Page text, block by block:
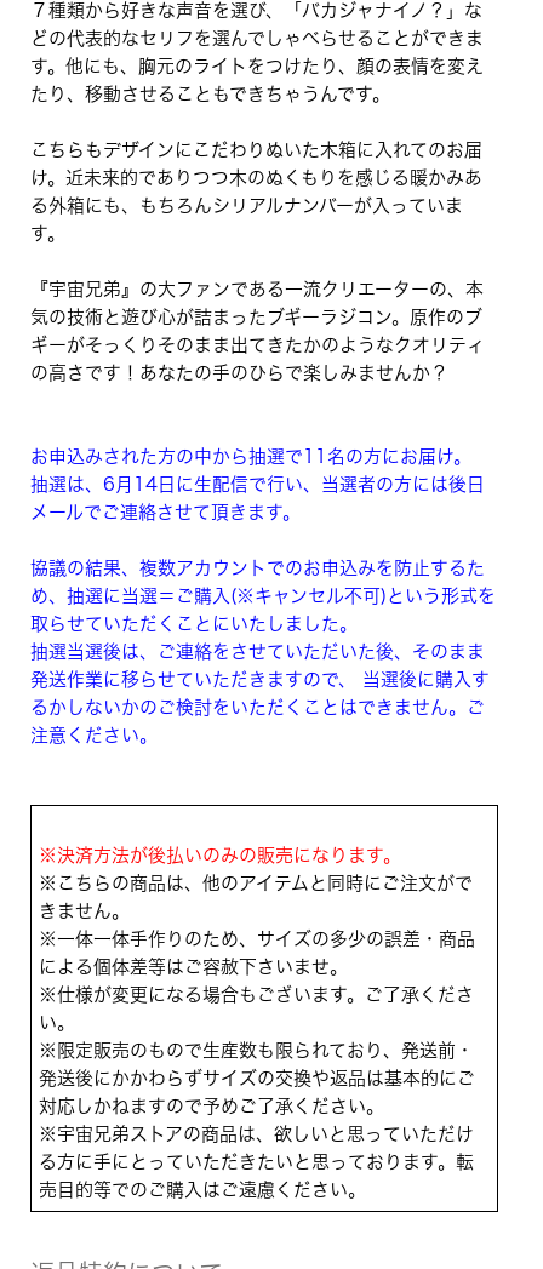
７種類から好きな声音を選び、「バカジャナイノ？」な
どの代表的なセリフを選んでしゃべらせることができま
す。他にも、胸元のライトをつけたり、顔の表情を変え
たり、移動させることもできちゃうんです。
こちらもデザインにこだわりぬいた木箱に入れてのお届
け。近未来的でありつつ木のぬくもりを感じる暖かみあ
る外箱にも、もちろんシリアルナンバーが入っていま
す。
『宇宙兄弟』の大ファンである一流クリエーターの、本
気の技術と遊び心が詰まったブギーラジコン。原作のブ
ギーがそっくりそのまま出てきたかのようなクオリティ
の高さです！あなたの手のひらで楽しみませんか？
お申込みされた方の中から抽選で11名の方にお届け。
抽選は、6月14日に生配信で行い、当選者の方には後日
メールでご連絡させて頂きます。
協議の結果、複数アカウントでのお申込みを防止するた
め、抽選に当選＝ご購入(※キャンセル不可)という形式を
取らせていただくことにいたしました。
抽選当選後は、ご連絡をさせていただいた後、そのまま
発送作業に移らせていただきますので、 当選後に購入す
るかしないかのご検討をいただくことはできません。ご
注意ください。
※決済方法が後払いのみの販売になります。
※こちらの商品は、他のアイテムと同時にご注文がで
きません。
※一体一体手作りのため、サイズの多少の誤差・商品
による個体差等はご容赦下さいませ。
※仕様が変更になる場合もございます。ご了承くださ
い。
※限定販売のもので生産数も限られており、発送前・
発送後にかかわらずサイズの交換や返品は基本的にご
対応しかねますので予めご了承ください。
※宇宙兄弟ストアの商品は、欲しいと思っていただけ
る方に手にとっていただきたいと思っております。転
売目的等でのご購入はご遠慮ください。